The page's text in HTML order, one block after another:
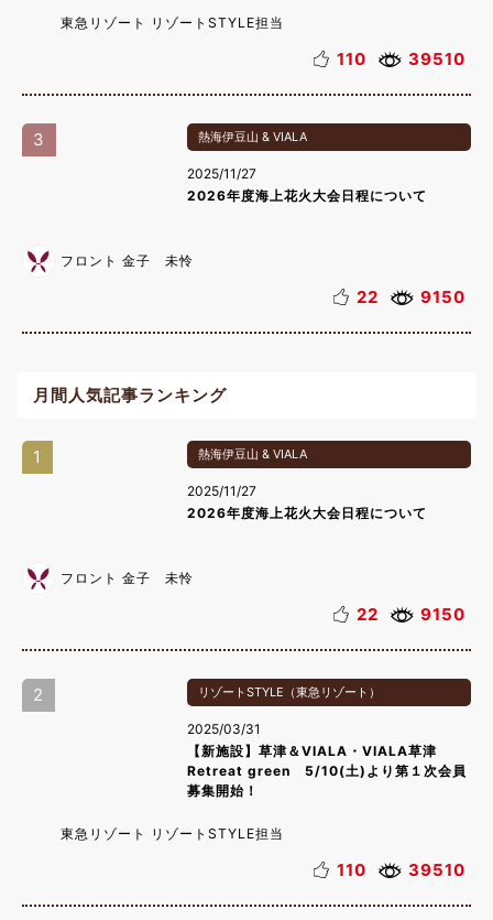
東急リゾート リゾートSTYLE担当
110 39510
3 熱海伊豆山 & VIALA
2025/11/27
2026年度海上花火大会日程について
フロント 金子 未怜
22 9150
月間人気記事ランキング
1 熱海伊豆山 & VIALA
2025/11/27
2026年度海上花火大会日程について
フロント 金子 未怜
22 9150
2 リゾートSTYLE（東急リゾート）
2025/03/31
【新施設】草津＆VIALA・VIALA草津
Retreat green 5/10(土)より第１次会員
募集開始！
東急リゾート リゾートSTYLE担当
110 39510